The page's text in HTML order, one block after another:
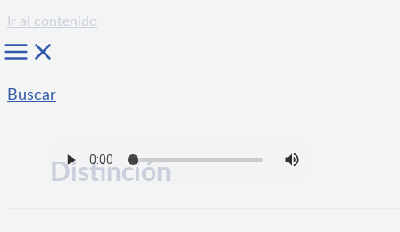
Ir al contenido
Buscar
Distinción